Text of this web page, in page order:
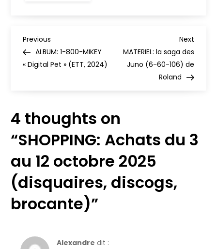
2025
(disquaires,
discogs,
N
a
i
g
a
t
i
Previous
Post
Previous
ALBUM: 1-800-MIKEY
« Digital Pet » (ETT, 2024)
Next
Post
Next
MATERIEL: la saga des
Juno (6-60-106) de
Roland
4 thoughts on
“SHOPPING: Achats du 3
au 12 octobre 2025
(disquaires, discogs,
brocante)”
Alexandre dit :